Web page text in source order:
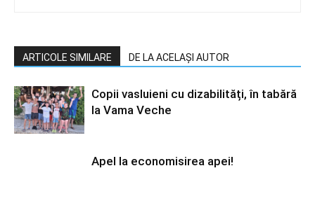
ARTICOLE SIMILARE DE LA ACELAȘI AUTOR
Copii vasluieni cu dizabilități, în tabără
la Vama Veche
Apel la economisirea apei!